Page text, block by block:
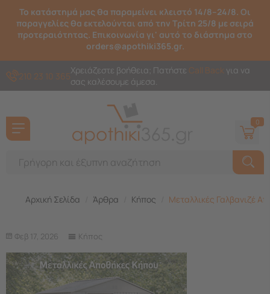
Το κατάστημά μας θα παραμείνει κλειστό 14/8–24/8. Οι
παραγγελίες θα εκτελούνται από την Τρίτη 25/8 με σειρά
προτεραιότητας. Επικοινωνία γι' αυτό το διάστημα στο
orders@apothiki365.gr.
210 23 10 365Χρειάζεστε βοήθεια; Πατήστε Call Back για να
σας καλέσουμε άμεσα.
0
Αρχική Σελίδα Άρθρα Κήπος ​Μεταλλικές Γαλβανιζέ
Φεβ 17, 2026 Κήπος